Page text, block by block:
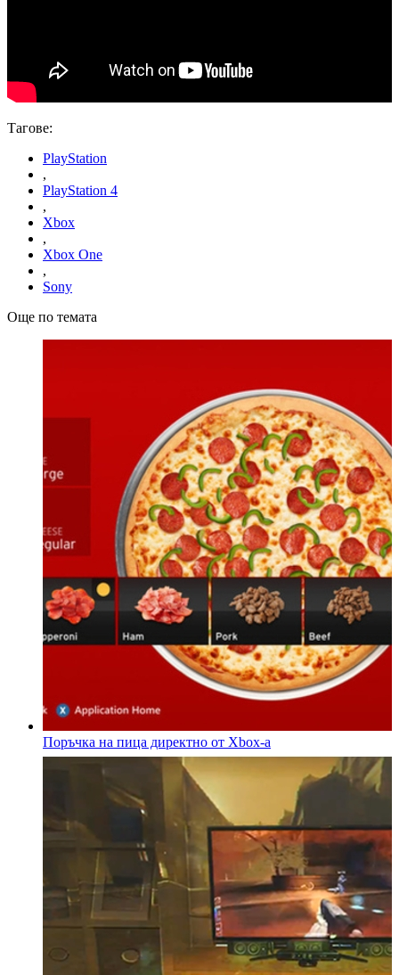
Тагове:
PlayStation
,
PlayStation 4
,
Xbox
,
Xbox One
,
Sony
Още по темата
Поръчка на пица директно от Xbox-а